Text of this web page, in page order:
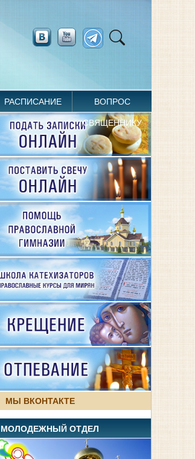
РАСПИСАНИЕ ВОПРОС
СВЯЩЕННИКУ
МЫ ВКОНТАКТЕ
МОЛОДЕЖНЫЙ ОТДЕЛ